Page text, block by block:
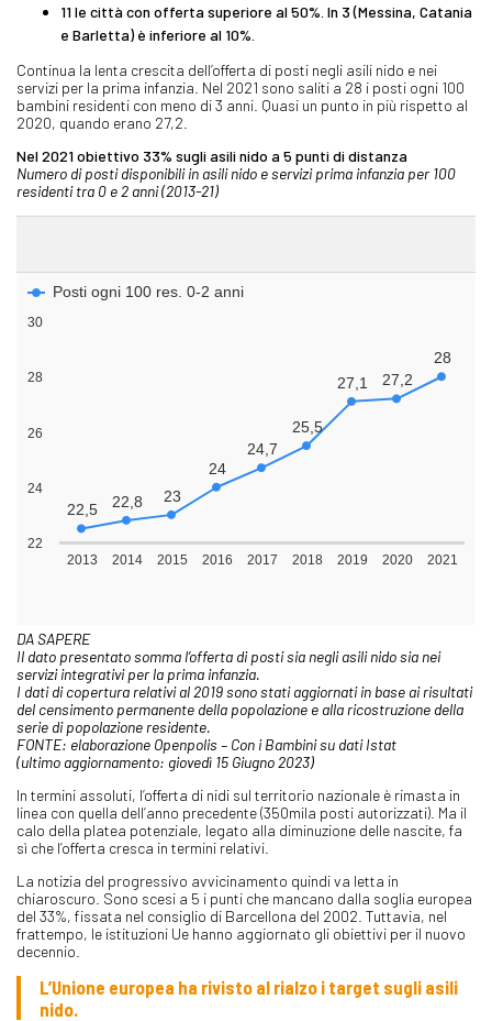
11 le città con offerta superiore al 50%. In 3 (Messina, Catania
e Barletta) è inferiore al 10%.
Continua la lenta crescita dell’offerta di posti negli asili nido e nei
servizi per la prima infanzia. Nel 2021 sono saliti a 28 i posti ogni 100
bambini residenti con meno di 3 anni. Quasi un punto in più rispetto al
2020, quando erano 27,2.
Nel 2021 obiettivo 33% sugli asili nido a 5 punti di distanza
Numero di posti disponibili in asili nido e servizi prima infanzia per 100
residenti tra 0 e 2 anni (2013-21)
DA SAPERE
Il dato presentato somma l’offerta di posti sia negli asili nido sia nei
servizi integrativi per la prima infanzia.
I dati di copertura relativi al 2019 sono stati aggiornati in base ai risultati
del censimento permanente della popolazione e alla ricostruzione della
serie di popolazione residente.
FONTE: elaborazione Openpolis – Con i Bambini su dati Istat
(ultimo aggiornamento: giovedì 15 Giugno 2023)
In termini assoluti, l’offerta di nidi sul territorio nazionale è rimasta in
linea con quella dell’anno precedente (350mila posti autorizzati). Ma il
calo della platea potenziale, legato alla diminuzione delle nascite, fa
sì che l’offerta cresca in termini relativi.
La notizia del progressivo avvicinamento quindi va letta in
chiaroscuro. Sono scesi a 5 i punti che mancano dalla soglia europea
del 33%, fissata nel consiglio di Barcellona del 2002. Tuttavia, nel
frattempo, le istituzioni Ue hanno aggiornato gli obiettivi per il nuovo
decennio.
L’Unione europea ha rivisto al rialzo i target sugli asili
nido.